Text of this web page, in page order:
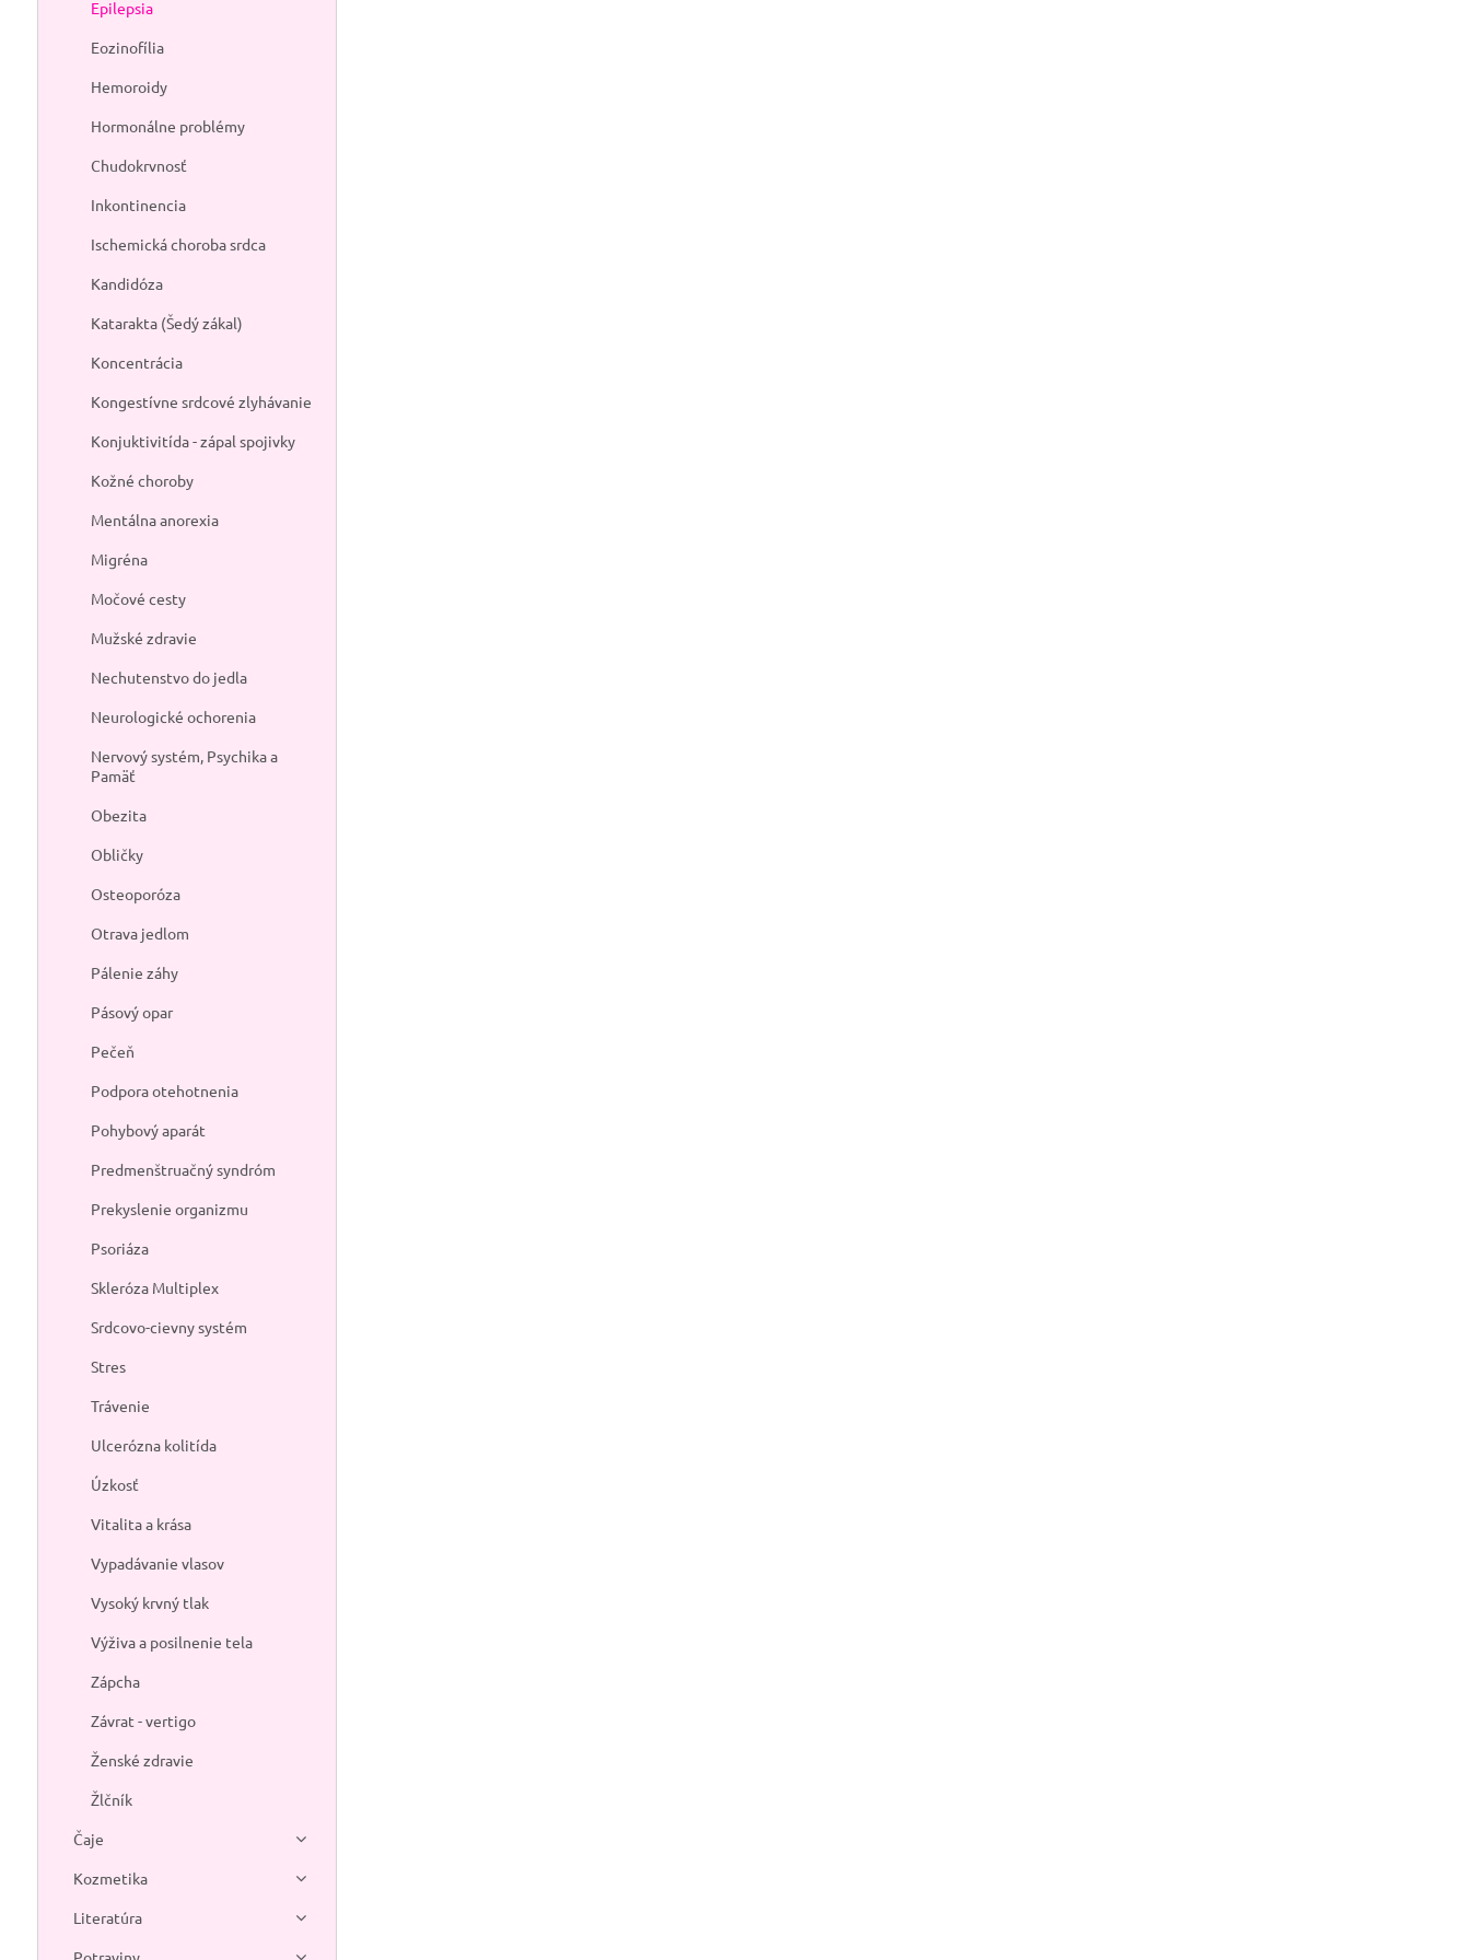
Epilepsia
Eozinofília
Hemoroidy
Hormonálne problémy
Chudokrvnosť
Inkontinencia
Ischemická choroba srdca
Kandidóza
Katarakta (Šedý zákal)
Koncentrácia
Kongestívne srdcové zlyhávanie
Konjuktivitída - zápal spojivky
Kožné choroby
Mentálna anorexia
Migréna
Močové cesty
Mužské zdravie
Nechutenstvo do jedla
Neurologické ochorenia
Nervový systém, Psychika a
Pamäť
Obezita
Obličky
Osteoporóza
Otrava jedlom
Pálenie záhy
Pásový opar
Pečeň
Podpora otehotnenia
Pohybový aparát
Predmenštruačný syndróm
Prekyslenie organizmu
Psoriáza
Skleróza Multiplex
Srdcovo-cievny systém
Stres
Trávenie
Ulcerózna kolitída
Úzkosť
Vitalita a krása
Vypadávanie vlasov
Vysoký krvný tlak
Výživa a posilnenie tela
Zápcha
Závrat - vertigo
Ženské zdravie
Žlčník
Čaje
Kozmetika
Literatúra